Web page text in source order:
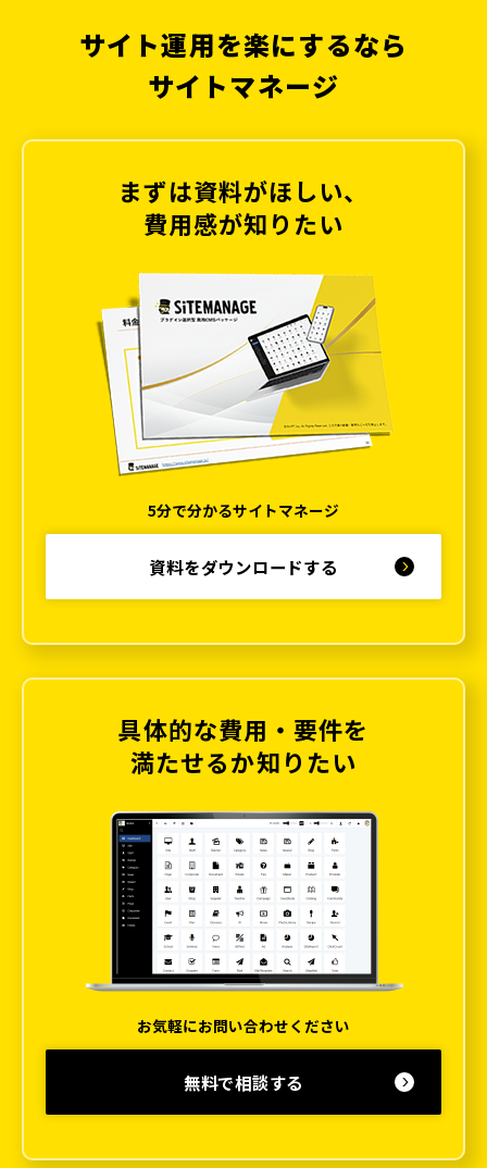
サイト運用を楽にするなら
サイトマネージ
まずは資料がほしい、
費用感が知りたい
5分で分かるサイトマネージ
資料をダウンロードする
具体的な費用・要件を
満たせるか知りたい
お気軽にお問い合わせください
無料で相談する